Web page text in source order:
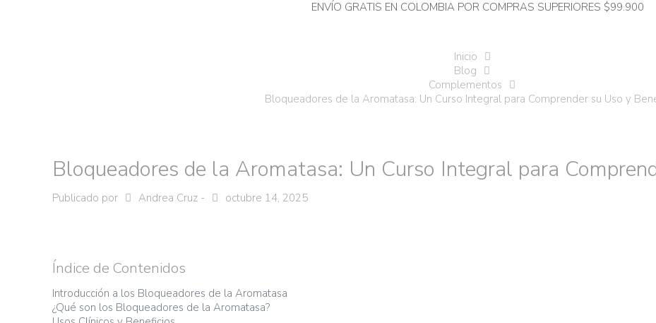
ENVÍO GRATIS EN COLOMBIA POR COMPRAS SUPERIORES $99.900
Inicio
Blog
Complementos
Bloqueadores de la Aromatasa: Un Curso Integral para Comprender su Uso y
Bloqueadores de la Aromatasa: Un Curso Integral para
Publicado por Andrea Cruz - octubre 14, 2025
Índice de Contenidos
Introducción a los Bloqueadores de la Aromatasa
¿Qué son los Bloqueadores de la Aromatasa?